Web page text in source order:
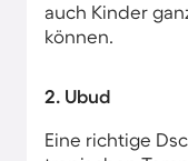
auch Kinder
können.
2. Ubud
Eine richtige